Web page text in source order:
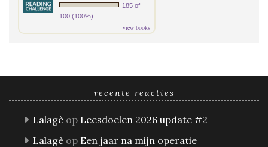
185 of
100 (100%)
view books
recente reacties
Lalagè op Leesdoelen 2026 update #2
Lalagè op Een jaar na mijn operatie